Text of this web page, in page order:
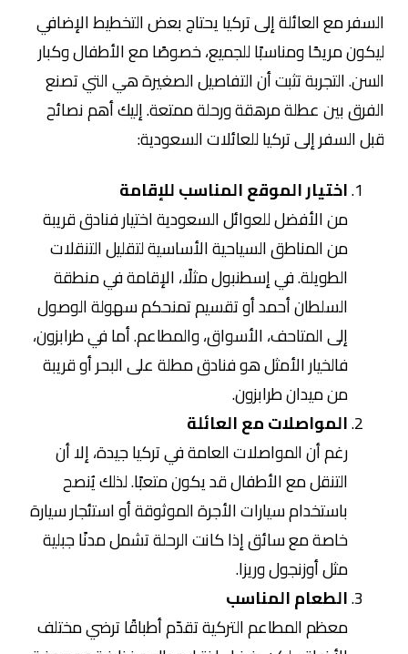
السفر مع العائلة إلى تركيا يحتاج بعض التخطيط الإضافي
ليكون مريحًا ومناسبًا للجميع، خصوصًا مع الأطفال وكبار
السن. التجربة تثبت أن التفاصيل الصغيرة هي التي تصنع
الفرق بين عطلة مرهقة ورحلة ممتعة. إليك أهم نصائح
قبل السفر إلى تركيا للعائلات السعودية:
اختيار الموقع المناسب للإقامة
من الأفضل للعوائل السعودية اختيار فنادق قريبة
من المناطق السياحية الأساسية لتقليل التنقلات
الطويلة. في إسطنبول مثلًا، الإقامة في منطقة
السلطان أحمد أو تقسيم تمنحكم سهولة الوصول
إلى المتاحف، الأسواق، والمطاعم. أما في طرابزون،
فالخيار الأمثل هو فنادق مطلة على البحر أو قريبة
من ميدان طرابزون.
المواصلات مع العائلة
رغم أن المواصلات العامة في تركيا جيدة، إلا أن
التنقل مع الأطفال قد يكون متعبًا. لذلك يُنصح
باستخدام سيارات الأجرة الموثوقة أو استئجار سيارة
خاصة مع سائق إذا كانت الرحلة تشمل مدنًا جبلية
مثل أوزنجول وريزا.
الطعام المناسب
معظم المطاعم التركية تقدّم أطباقًا ترضي مختلف